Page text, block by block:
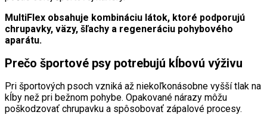
MultiFlex obsahuje kombináciu látok, ktoré podporujú
chrupavky, väzy, šľachy a regeneráciu pohybového
aparátu.
Prečo športové psy potrebujú kĺbovú výživu
Pri športových psoch vzniká až niekoľkonásobne vyšší tlak na
kĺby než pri bežnom pohybe. Opakované nárazy môžu
poškodzovať chrupavku a spôsobovať zápalové procesy.